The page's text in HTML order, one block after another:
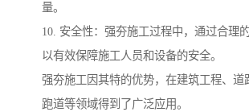
量。
10. 安全性：强夯施工过程中，通过合理
以有效保障施工人员和设备的安全。
强夯施工因其特的优势，在建筑工程、道
跑道等领域得到了广泛应用。